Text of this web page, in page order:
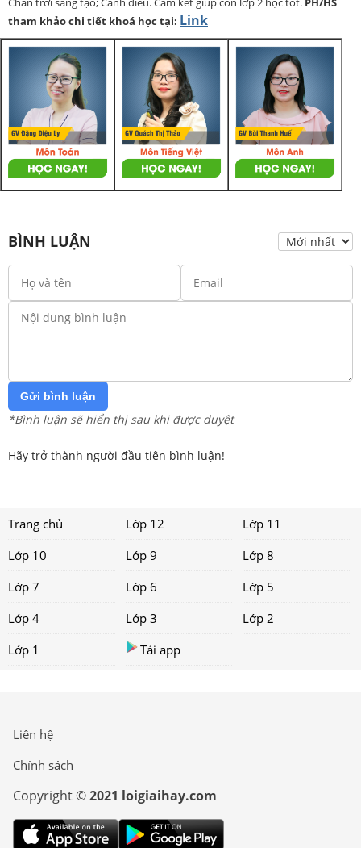
tham khảo chi tiết khoá học tại: Link
BÌNH LUẬN
Gửi bình luận
*Bình luận sẽ hiển thị sau khi được duyệt
Hãy trở thành người đầu tiên bình luận!
Trang chủ Lớp 12
Lớp 11
Lớp 10
Lớp 9
Lớp 8
Lớp 7
Lớp 6
Lớp 5
Lớp 4
Lớp 3
Lớp 2
Lớp 1
Tải app
Liên hệ
Chính sách
Copyright ©2021 loigiaihay.com